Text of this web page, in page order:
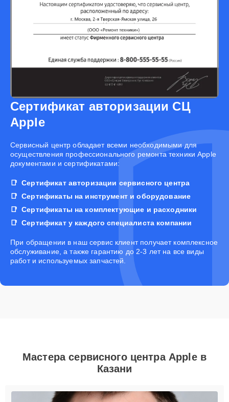
Сертификат авторизации СЦ
Apple
Cервисный центр обладает всеми необходимыми для
осуществления профессионального ремонта техники Apple
документами и сертификатами:
Сертификат авторизации сервисного центра
Сертификаты на инструмент и оборудование
Сертификаты на комплектующие и расходники
Сертификат у каждого специалиста компании
При обращении в наш сервис клиент получает комплексное
обслуживание, а также гарантию до 2-3 лет на все виды
работ и используемых запчастей.
Мастера сервисного центра Apple в
Казани